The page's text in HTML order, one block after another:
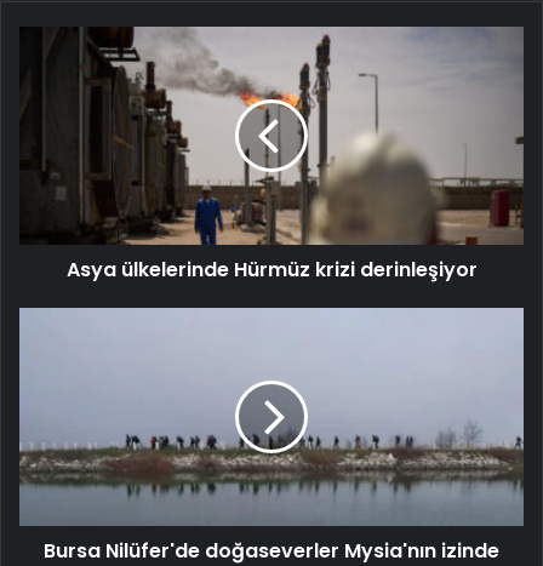
Asya ülkelerinde Hürmüz krizi derinleşiyor
Bursa Nilüfer'de doğaseverler Mysia'nın izinde